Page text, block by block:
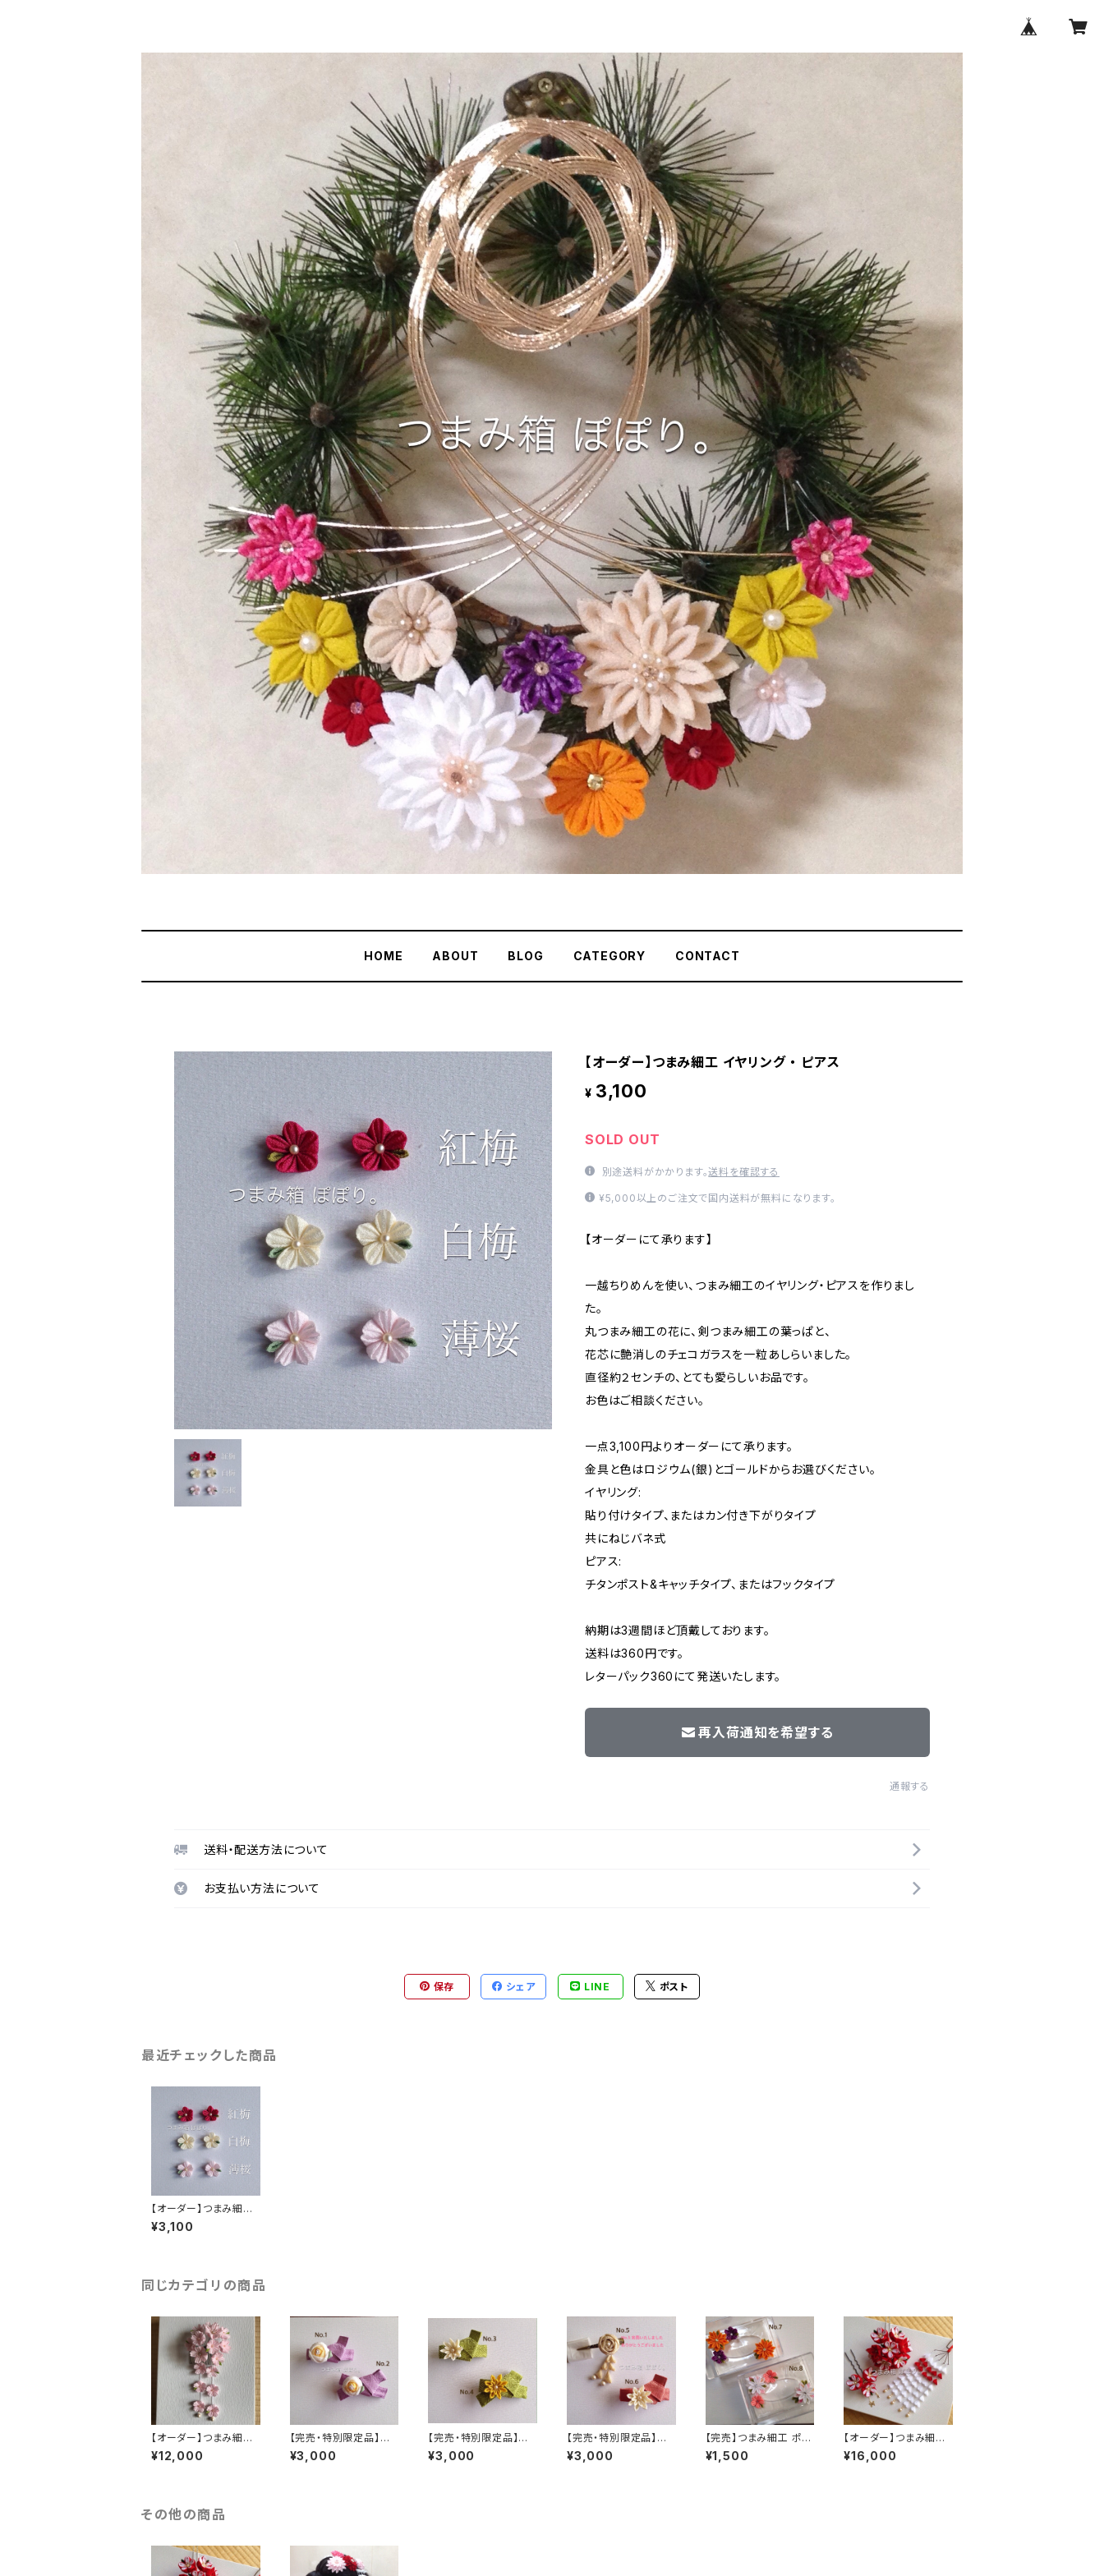
HOME ABOUT BLOG CATEGORY CONTACT
【オーダー】つまみ細工 イヤリング ・ ピアス
¥ 3,100
SOLD OUT
別途送料がかかります。送料を確認する
¥5,000以上のご注文で国内送料が無料になります。
【オーダーにて承ります】
一越ちりめんを使い、つまみ細工のイヤリング・ピアスを作りまし
た。
丸つまみ細工の花に、剣つまみ細工の葉っぱと、
花芯に艶消しのチェコガラスを一粒あしらいました。
直径約２センチの、とても愛らしいお品です。
お色はご相談ください。
一点3,100円よりオーダーにて承ります。
金具と色はロジウム(銀)とゴールドからお選びください。
イヤリング:
貼り付けタイプ、またはカン付き下がりタイプ
共にねじバネ式
ピアス:
チタンポスト&キャッチタイプ、またはフックタイプ
納期は3週間ほど頂戴しております。
送料は360円です。
レターパック360にて発送いたします。
再入荷通知を希望する
通報する
送料・配送方法について
お支払い方法について
保存 シェア LINE ポスト
最近チェックした商品
【オーダー】つまみ細工
イヤリング ・ ピアス
¥3,100
同じカテゴリの商品
【オーダー】つまみ細工
髪飾り 桜
¥12,000
【完売・特別限定品】つ
まみ細工 バレッタ
¥3,000
【完売・特別限定品】つ
まみ細工 バレッタ
¥3,000
【完売・特別限定品】つ
まみ細工 バレッタ
¥3,000
【完売】つまみ細工 ポケ
ットティッシュBOX
¥1,500
【オーダー】つまみ細工
髪飾り セット
¥16,000
その他の商品